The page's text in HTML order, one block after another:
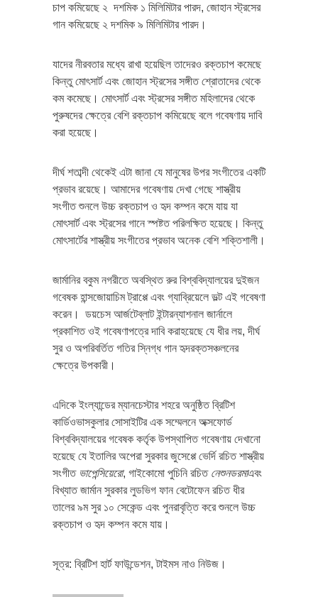
চাপ কমিয়েছে ২ দশমিক ১ মিলিমিটার পারদ, জোহান স্ট্রসের
গান কমিয়েছে ২ দশমিক ৯ মিলিমিটার পারদ।
যাদের নীরবতার মধ্যে রাখা হয়েছিল তাদেরও রক্তচাপ কমেছে
কিন্তু মোৎসার্ট এবং জোহান স্ট্রসের সঙ্গীত শ্রোতাদের থেকে
কম কমেছে। মোৎসার্ট এবং স্ট্রসের সঙ্গীত মহিলাদের থেকে
পুরুষদের ক্ষেত্রে বেশি রক্তচাপ কমিয়েছে বলে গবেষণায় দাবি
করা হয়েছে।
দীর্ঘ শতাব্দী থেকেই এটা জানা যে মানুষের উপর সংগীতের একটি
প্রভাব রয়েছে। আমাদের গবেষণায় দেখা গেছে শাস্ত্রীয়
সংগীত শুনলে উচ্চ রক্তচাপ ও হৃদ কম্পন কমে যায় যা
মোৎসার্ট এবং স্ট্রসের গানে স্পষ্টত পরিলক্ষিত হয়েছে। কিন্তু
মোৎসার্টের শাস্ত্রীয় সংগীতের প্রভাব অনেক বেশি শক্তিশালী।
জার্মানির বকুম নগরীতে অবস্থিত রুর বিশ্ববিদ্যালয়ের দুইজন
গবেষক হান্সজোয়াচিম ট্রাপ্পে এবং গ্যাব্রিয়েলে ভল্ট এই গবেষণা
করেন। ডয়চেস আর্জটেব্লাট ইন্টারন্যাশনাল জার্নালে
প্রকাশিত ওই গবেষণাপত্রে দাবি করাহয়েছে যে ধীর লয়, দীর্ঘ
সুর ও অপরিবর্তিত গতির স্নিগ্ধ গান হৃদরক্তসঞ্চলনের
ক্ষেত্রে উপকারী।
এদিকে ইংল্যান্ডের ম্যানচেস্টার শহরে অনুষ্ঠিত ব্রিটিশ
কার্ডিওভাসকুলার সোসাইটির এক সম্মেলনে অক্সফোর্ড
বিশ্ববিদ্যালয়ের গবেষক কর্তৃক উপস্থাপিত গবেষণায় দেখানো
হয়েছে যে ইতালির অপেরা সুরকার জুসেপ্পে ভের্দি রচিত শাস্ত্রীয়
সংগীত ভাপেন্সিয়েরো, গাইকোমো পুচিনি রচিত নেশুনডরমাএবং
বিখ্যাত জার্মান সুরকার লুডভিগ ফান বেটোফেন রচিত ধীর
তালের ৯ম সুর ১০ সেকেন্ড এবং পুনরাবৃত্তি করে শুনলে উচ্চ
রক্তচাপ ও হৃদ কম্পন কমে যায়।
সূত্র: ব্রিটিশ হার্ট ফাউন্ডেশন, টাইমস নাও নিউজ।